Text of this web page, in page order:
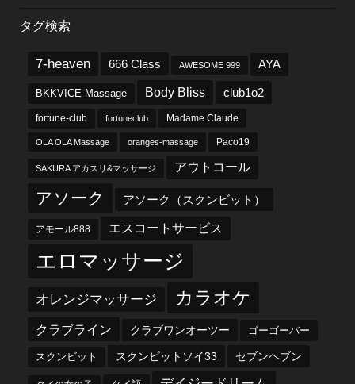
タグ検索
7-heaven 666 Class AWESOME 999 AYA
BKKVICE Massage Body Bliss club1o2
fortune-club fortuneclub Madame Claude
OLA OLA Massage oranges-massage Paco19
SAKURA アカスリ&マッサージ アウトコール
アソーク アソーク（スクンビット）
アモール888 エスコートサービス
エロマッサージ
オレンジマッサージ カラオケ
クラブライン クラブワンオーツー ゴーゴーバー
スクンビット スクンビットソイ33 セブンヘブン